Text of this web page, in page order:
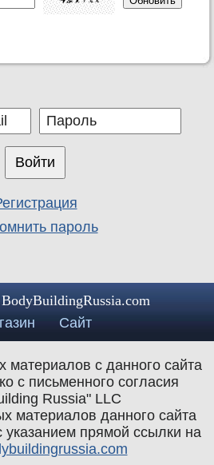
пароль
Сайт
с данного сайта
с письменного согласия
Russia" LLC
материалов данного сайта
указанием прямой ссылки на